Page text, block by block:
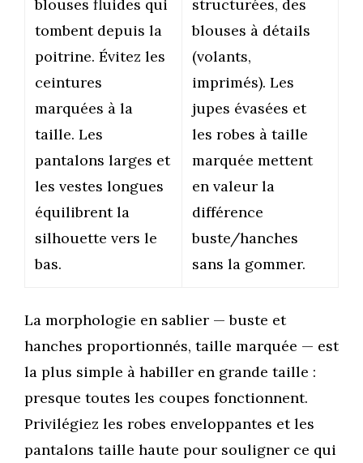
blouses fluides qui
tombent depuis la
poitrine. Évitez les
ceintures
marquées à la
taille. Les
pantalons larges et
les vestes longues
équilibrent la
silhouette vers le
bas.
structurées, des
blouses à détails
(volants,
imprimés). Les
jupes évasées et
les robes à taille
marquée mettent
en valeur la
différence
buste/hanches
sans la gommer.
La morphologie en sablier — buste et
hanches proportionnés, taille marquée — est
la plus simple à habiller en grande taille :
presque toutes les coupes fonctionnent.
Privilégiez les robes enveloppantes et les
pantalons taille haute pour souligner ce qui